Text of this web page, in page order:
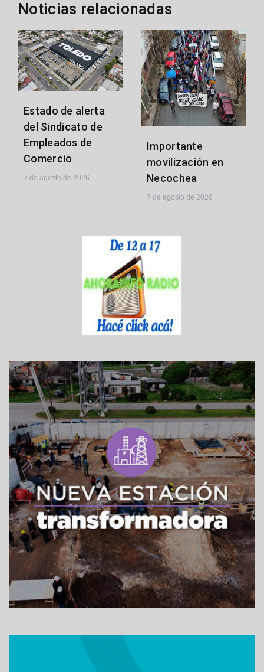
Noticias relacionadas
Estado de alerta
del Sindicato de
Empleados de
Comercio
7 de agosto de 2026
Importante
movilización en
Necochea
7 de agosto de 2026